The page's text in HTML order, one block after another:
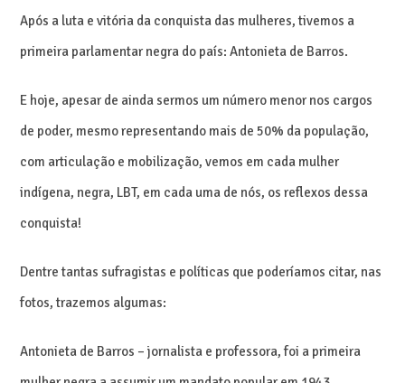
Após a luta e vitória da conquista das mulheres, tivemos a
primeira parlamentar negra do país: Antonieta de Barros.
E hoje, apesar de ainda sermos um número menor nos cargos
de poder, mesmo representando mais de 50% da população,
com articulação e mobilização, vemos em cada mulher
indígena, negra, LBT, em cada uma de nós, os reflexos dessa
conquista!
Dentre tantas sufragistas e políticas que poderíamos citar, nas
fotos, trazemos algumas:
Antonieta de Barros – jornalista e professora, foi a primeira